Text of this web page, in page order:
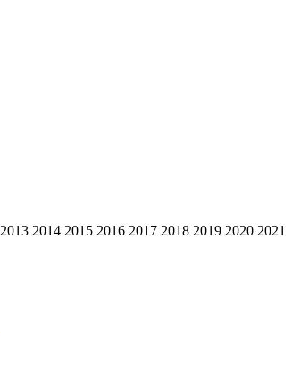
2013 2014 2015 2016 2017 2018 2019 2020 2021